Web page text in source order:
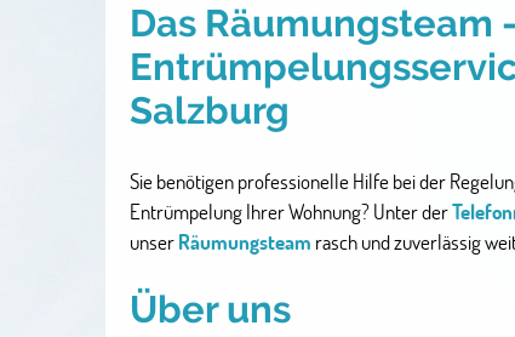
Das Räumungsteam
Salzburg
Sie benötigen professionelle Hilfe bei der
Entrümpelung Ihrer Wohnung? Unter der
unserRäumungsteam rasch und zuverlässig
Über uns